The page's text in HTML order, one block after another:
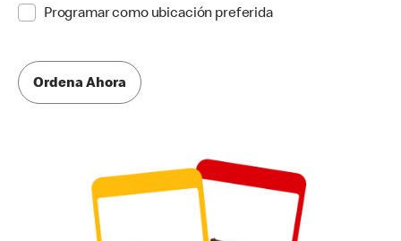
Programar como ubicación preferida
Ordena Ahora